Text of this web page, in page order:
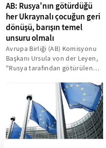
AB: Rusya'nın götürdüğü
her Ukraynalı çocuğun geri
dönüşü, barışın temel
unsuru olmalı
Avrupa Birliği (AB) Komisyonu
Başkanı Ursula von der Leyen,
"Rusya tarafından götürülen